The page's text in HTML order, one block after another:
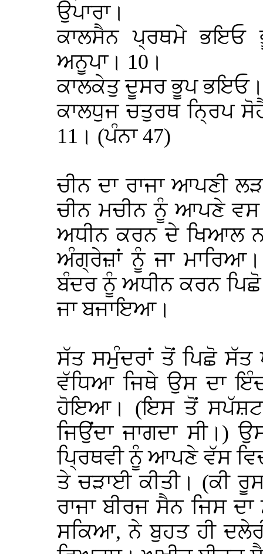
ਉਪਾਰਾ।
ਕਾਲਸੈਨ ਪ੍ਰਥਮੇ ਭਇਓ
ਅਨੂਪਾ। 10।
ਕਾਲਕੇਤੁ ਦੂਸਰ ਭੂਪ
ਕਾਲਧੁਜ ਚਤੁਰਥ ਨ੍ਰਿਪ
11। (ਪੰਨਾ 47)
ਚੀਨ ਦਾ ਰਾਜਾ ਆਪਣੀ
ਚੀਨ ਮਚੀਨ ਨੂੰ ਆਪਣੇ
ਅਧੀਨ ਕਰਨ ਦੇ ਖਿਆਲ
ਅੰਗ੍ਰੇਜ਼ਾਂ ਨੂੰ ਜਾ
ਬੰਦਰ ਨੂੰ ਅਧੀਨ ਕਰਨ ਪਿਛੋ
ਜਾ ਬਜਾਇਆ।
ਸੱਤ ਸਮੁੰਦਰਾਂ ਤੋਂ ਪਿਛੋ ਸੱਤ
ਵੱਧਿਆ ਜਿਥੇ ਉਸ ਦਾ
ਹੋਇਆ। (ਇਸ ਤੋਂ ਸਪੱਸ਼ਟ
ਜਿਉਂਦਾ ਜਾਗਦਾ ਸੀ।)
ਪ੍ਰਿਥਵੀ ਨੂੰ ਆਪਣੇ ਵੱਸ
ਤੇ ਚੜਾਈ ਕੀਤੀ। (ਕੀ
ਰਾਜਾ ਬੀਰਜ ਸੈਨ ਜਿਸ ਦਾ
ਸਕਿਆ, ਨੇ ਬੁਹਤ ਹੀ